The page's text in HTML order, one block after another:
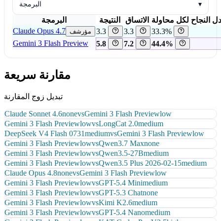
البرمجة ▾
البرمجة النتيجة الاتساق النجاح لكل محاولة
Claude Opus 4.7 مؤرشف 3.3 3.3
33.3%
Gemini 3 Flash Preview
5.8 7.2 44.4%
مقارنة سريعة
تبديل زوج المقارنة
Claude Sonnet 4.6nonevsGemini 3 Flash Previewlow
Gemini 3 Flash PreviewlowvsLongCat 2.0medium
DeepSeek V4 Flash 0731mediumvsGemini 3 Flash Previewlow
Gemini 3 Flash PreviewlowvsQwen3.7 Maxnone
Gemini 3 Flash PreviewlowvsQwen3.5-27Bmedium
Gemini 3 Flash PreviewlowvsQwen3.5 Plus 2026-02-15medium
Claude Opus 4.8nonevsGemini 3 Flash Previewlow
Gemini 3 Flash PreviewlowvsGPT-5.4 Minimedium
Gemini 3 Flash PreviewlowvsGPT-5.3 Chatnone
Gemini 3 Flash PreviewlowvsKimi K2.6medium
Gemini 3 Flash PreviewlowvsGPT-5.4 Nanomedium